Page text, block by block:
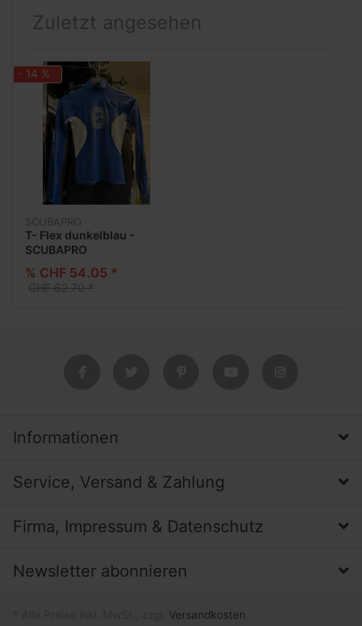
Zuletzt angesehen
- 14 %
SCUBAPRO
T- Flex dunkelblau -
SCUBAPRO
% CHF 54.05 *
CHF 62.70 *
Informationen
Service, Versand & Zahlung
Firma, Impressum & Datenschutz
Newsletter abonnieren
Versandkosten